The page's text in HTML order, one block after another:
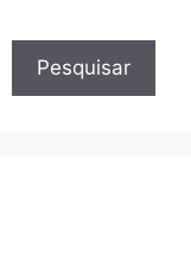
Pesquisar